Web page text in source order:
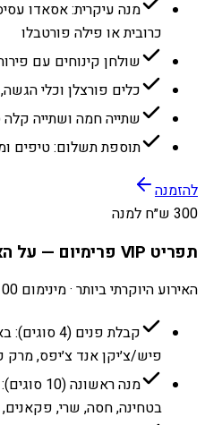
מנה עיקרית: אסאדו
כרובית או פילה פורטבלו
שולחן קינוחים עם
כלים פורצלן וכלי
שתייה חמה ושתייה
תוספת תשלום: טיפים
להזמנה
300 ש״ח למנה
תפריט VIP פרימיום — על האש בשרים מובחרים
האירוע היוקרתי ביותר · מינימום 100 מנות
קבלת פנים
פיש/צ׳יקן אנד צ׳יפס,
מנה
בטחינה, חסה, שרי, פקאנים,